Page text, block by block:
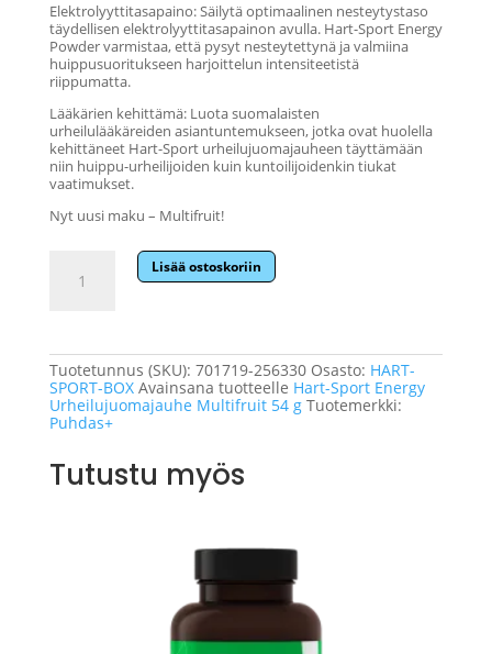
Elektrolyyttitasapaino: Säilytä optimaalinen nesteytystaso
täydellisen elektrolyyttitasapainon avulla. Hart-Sport Energy
Powder varmistaa, että pysyt nesteytettynä ja valmiina
huippusuoritukseen harjoittelun intensiteetistä
riippumatta.
Lääkärien kehittämä: Luota suomalaisten
urheilulääkäreiden asiantuntemukseen, jotka ovat huolella
kehittäneet Hart-Sport urheilujuomajauheen täyttämään
niin huippu-urheilijoiden kuin kuntoilijoidenkin tiukat
vaatimukset.
Nyt uusi maku – Multifruit!
Sport
Energy
g
-
50
kpl:n
pakkaus.
Lisää ostoskoriin
Tuotetunnus (SKU): 701719-256330 Osasto: HART-
SPORT-BOX Avainsana tuotteelle Hart-Sport Energy
Urheilujuomajauhe Multifruit 54 g Tuotemerkki:
Puhdas+
Tutustu myös